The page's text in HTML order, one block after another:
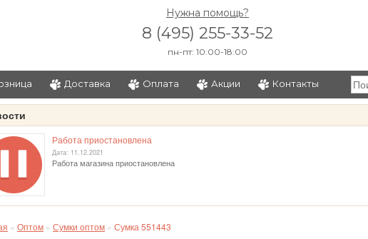
Нужна помощь?
8 (495) 255-33-52
пн-пт: 10:00-18:00
Доставка Оплата Акции Контакты
Работа приостановлена
Дата: 11.12.2021
Работа магазина приостановлена
» Оптом » Сумки оптом » Сумка 551443